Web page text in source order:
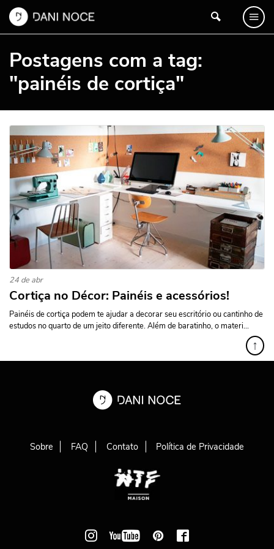
Postagens com a tag:
"painéis de cortiça"
24 de abr
Cortiça no Décor: Painéis e acessórios!
Painéis de cortiça podem te ajudar a decorar seu escritório ou cantinho de
estudos no quarto de um jeito diferente. Além de baratinho, o materi...
↑
Sobre FAQ Contato Política de Privacidade